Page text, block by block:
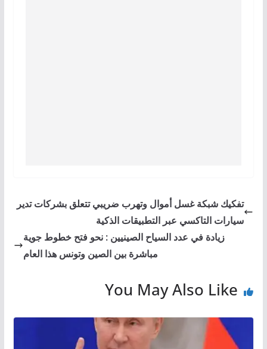
تفكيك شبكة غسل أموال وتهرب ضريبي تتعلق بشركات تدير
سيارات التاكسي عبر التطبيقات الذكية
زيادة في عدد السياح الصينيين : نحو فتح خطوط جوية
مباشرة بين الصين وتونس هذا العام
You May Also Like